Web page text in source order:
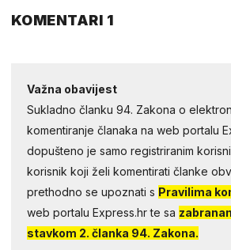
KOMENTARI 1
Važna obavijest
Sukladno članku 94. Zakona o
komentiranje članaka na web portalu
dopušteno je samo registriranim
korisnik koji želi komentirati članke
prethodno se upoznati s Pravilima
web portalu Express.hr te sa
stavkom 2. članka 94. Zakona.